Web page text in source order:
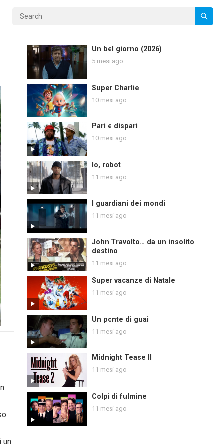
un
Un bel giorno (2026)
5 mesi ago
Super Charlie
10 mesi ago
Pari e dispari
10 mesi ago
Io, robot
11 mesi ago
I guardiani dei mondi
11 mesi ago
John Travolto… da un insolito
destino
11 mesi ago
Super vacanze di Natale
11 mesi ago
Un ponte di guai
11 mesi ago
Midnight Tease II
11 mesi ago
Colpi di fulmine
11 mesi ago